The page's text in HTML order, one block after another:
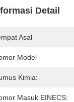
Detail
Asal
Model
Kimia:
Masuk EINECS: